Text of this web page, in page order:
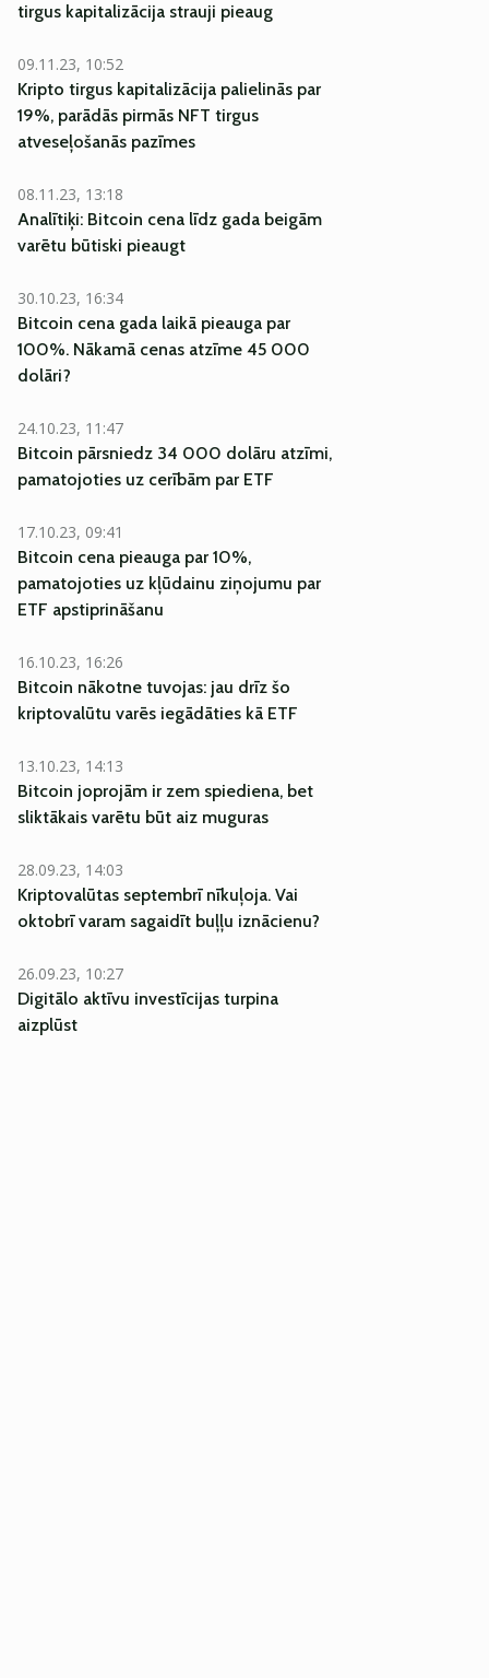
tirgus kapitalizācija strauji pieaug
09.11.23, 10:52
Kripto tirgus kapitalizācija palielinās par
19%, parādās pirmās NFT tirgus
atveseļošanās pazīmes
08.11.23, 13:18
Analītiķi: Bitcoin cena līdz gada beigām
varētu būtiski pieaugt
30.10.23, 16:34
Bitcoin cena gada laikā pieauga par
100%. Nākamā cenas atzīme 45 000
dolāri?
24.10.23, 11:47
Bitcoin pārsniedz 34 000 dolāru atzīmi,
pamatojoties uz cerībām par ETF
17.10.23, 09:41
Bitcoin cena pieauga par 10%,
pamatojoties uz kļūdainu ziņojumu par
ETF apstiprināšanu
16.10.23, 16:26
Bitcoin nākotne tuvojas: jau drīz šo
kriptovalūtu varēs iegādāties kā ETF
13.10.23, 14:13
Bitcoin joprojām ir zem spiediena, bet
sliktākais varētu būt aiz muguras
28.09.23, 14:03
Kriptovalūtas septembrī nīkuļoja. Vai
oktobrī varam sagaidīt buļļu iznācienu?
26.09.23, 10:27
Digitālo aktīvu investīcijas turpina
aizplūst